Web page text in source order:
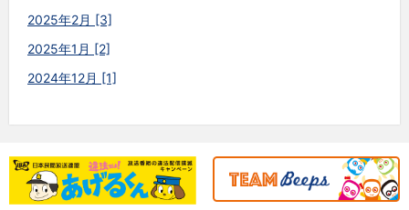
2025年2月 [3]
2025年1月 [2]
2024年12月 [1]